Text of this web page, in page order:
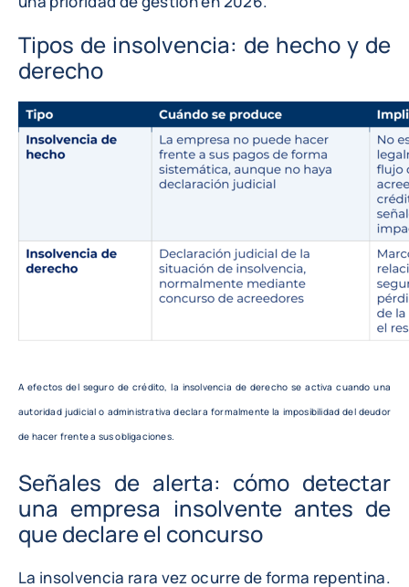
Tipos de insolvencia: de hecho y de
derecho
A efectos del seguro de crédito, la insolvencia de derecho se activa cuando una
autoridad judicial o administrativa declara formalmente la imposibilidad del deudor
de hacer frente a sus obligaciones.
Señales de alerta: cómo detectar
una empresa insolvente antes de
que declare el concurso
La insolvencia rara vez ocurre de forma repentina.